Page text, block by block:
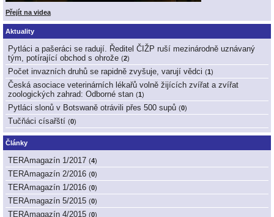
Přejít na videa
Aktuality
Pytláci a pašeráci se radují. Ředitel ČIŽP ruší mezinárodně uznávaný
tým, potírající obchod s ohrože (2)
Počet invazních druhů se rapidně zvyšuje, varují vědci (1 )
Česká asociace veterinárních lékařů volně žijících zvířat a zvířat
zoologických zahrad: Odborné stan (1 )
Pytláci slonů v Botswaně otrávili přes 500 supů (0)
Tučňáci císařští (0)
Články
TERAmagazín 1/2017 (4)
TERAmagazín 2/2016 (0)
TERAmagazín 1/2016 (0)
TERAmagazín 5/2015 (0)
TERAmagazín 4/2015 (0)